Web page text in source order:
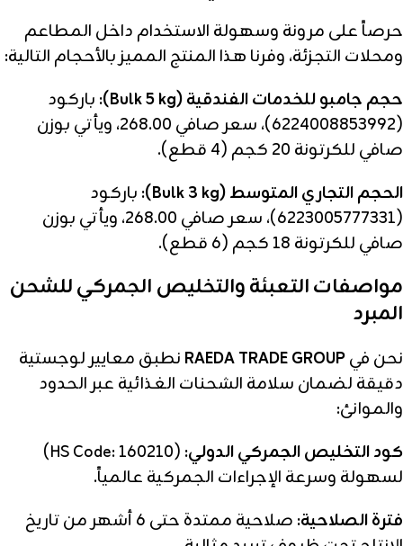
حرصاً على مرونة وسهولة الاستخدام داخل المطاعم
ومحلات التجزئة، وفرنا هذا المنتج المميز بالأحجام التالية:
حجم جامبو للخدمات الفندقية (Bulk 5 kg):
باركود
(6224008853992)، سعر صافي 268.00، ويأتي بوزن
صافي للكرتونة 20 كجم (4 قطع).
الحجم التجاري المتوسط (Bulk 3 kg):
باركود
(6223005777331)، سعر صافي 268.00، ويأتي بوزن
صافي للكرتونة 18 كجم (6 قطع).
مواصفات التعبئة والتخليص الجمركي للشحن
المبرد
نحن فيRAEDA TRADE GROUP نطبق معايير لوجستية
دقيقة لضمان سلامة الشحنات الغذائية عبر الحدود
والموانئ:
كود التخليص الجمركي الدولي:
(HS Code: 160210)
لسهولة وسرعة الإجراءات الجمركية عالمياً.
فترة الصلاحية:
صلاحية ممتدة حتى 6 أشهر من تاريخ